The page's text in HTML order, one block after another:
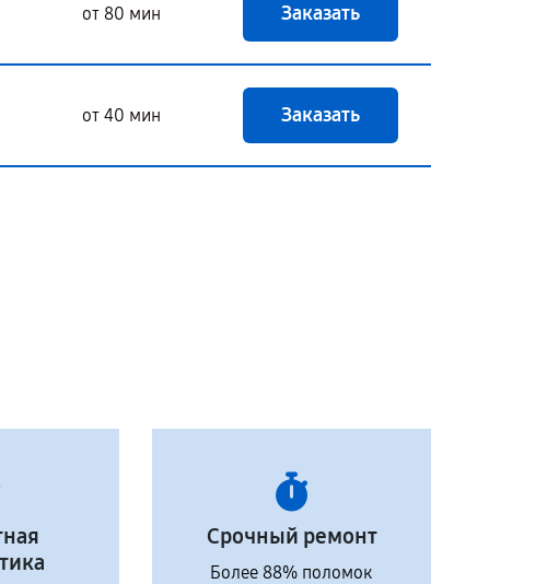
от 80 мин Заказать
от 40 мин Заказать
Срочный ремонт
Более 88% поломок